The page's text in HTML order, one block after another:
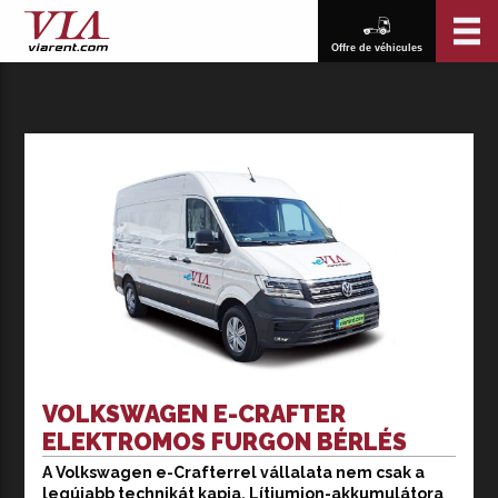
Offre de véhicules
VOLKSWAGEN E-CRAFTER
ELEKTROMOS FURGON BÉRLÉS
A Volkswagen e-Crafterrel vállalata nem csak a
legújabb technikát kapja. Lítiumion-akkumulátora
A Volkswagen e-Crafter egy kiváló választás lehet